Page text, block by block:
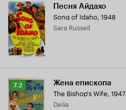
Песня Айдахо
Song of Idaho, 1948
Sara Russell
Рейтинг
Кинопоиска
7.2
7.2 Жена епископа
The Bishop's Wife, 1947
Delia